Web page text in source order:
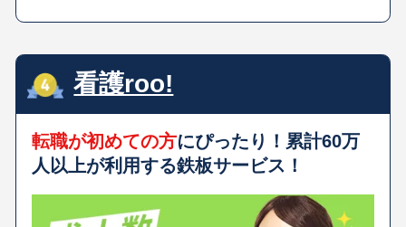
看護roo!
転職が初めての方にぴったり！累計60万
人以上が利用する鉄板サービス！